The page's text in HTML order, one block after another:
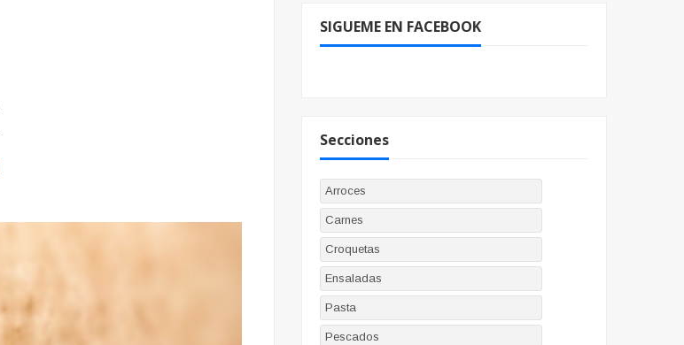
SIGUEME EN FACEBOOK
Secciones
Arroces
Carnes
Croquetas
Ensaladas
Pasta
Pescados